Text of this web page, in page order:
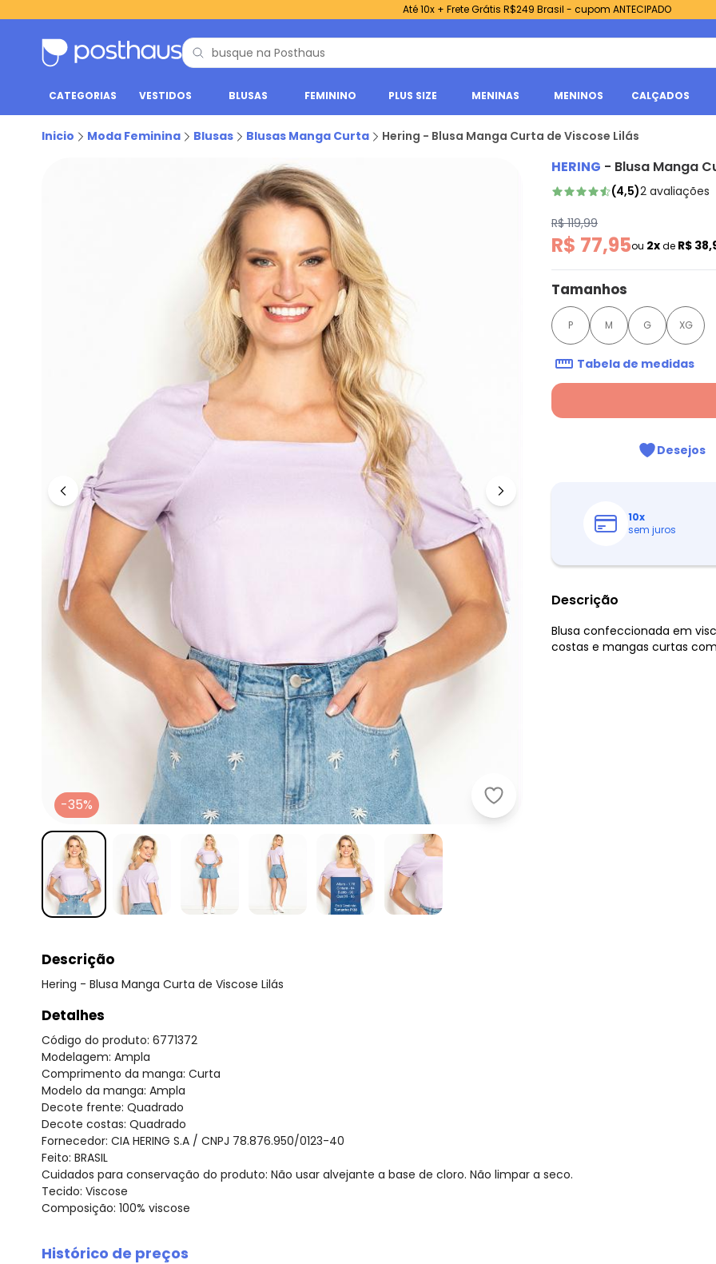
Até 10x + Frete Grátis R$249 Brasil - cupom ANTECIPADO
CATEGORIAS VESTIDOS BLUSAS FEMININO PLUS SIZE MENINAS MENINOS CALÇADOS
Inicio Moda Feminina Blusas Blusas Manga Curta Hering - Blusa Manga Curta de Viscose Lilás
Hering - Blusa Manga Curta de
-35%
HERING - Blusa Manga
(4,5)2 avaliações
R$ 119,99
R$ 77,95ou 2xde R$
Tamanhos
P M G XG
Tabela de medidas
Desejos
10x
sem juros
Descrição
Blusa confeccionada em
costas e mangas curtas
Descrição
Hering - Blusa Manga Curta de Viscose Lilás
Detalhes
Código do produto: 6771372
Modelagem: Ampla
Comprimento da manga: Curta
Modelo da manga: Ampla
Decote frente: Quadrado
Decote costas: Quadrado
Fornecedor: CIA HERING S.A / CNPJ 78.876.950/0123-40
Feito: BRASIL
Cuidados para conservação do produto: Não usar alvejante a base de cloro. Não limpar a seco.
Tecido: Viscose
Composição: 100% viscose
Histórico de preços